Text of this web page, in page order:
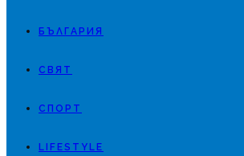
БЪЛГАРИЯ
СВЯТ
СПОРТ
LIFESTYLE